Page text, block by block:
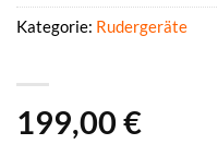
199,00 €
Kategorie: Rudergeräte